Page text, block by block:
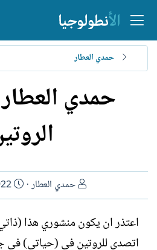
حمدي العطار
حمدي
ا
ل
ا
ت
حمدي العطار
ت
ا
ر
ي
خ
اعتذر ان يكون منشوري هذا
اتصدى للروتين في (حياتي) في